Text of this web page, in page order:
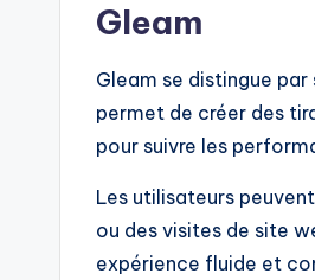
Gleam
Gleam se distingue
permet de créer des
pour suivre les
Les utilisateurs
ou des visites de site
expérience fluide et